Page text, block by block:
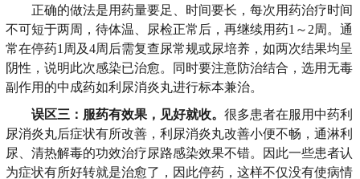
正确的做法是用药量要足、时间要长，每次用药治疗时间
不可短于两周，待体温、尿检正常后，再继续用药1～2周。通
常在停药1周及4周后需复查尿常规或尿培养，如两次结果均呈
阴性，说明此次感染已治愈。同时要注意防治结合，选用无毒
副作用的中成药如利尿消炎丸进行标本兼治。
误区三：服药有效果，见好就收。 很多患者在服用中药利
尿消炎丸后症状有所改善，利尿消炎丸改善小便不畅，通淋利
尿、清热解毒的功效治疗尿路感染效果不错。因此一些患者认
为症状有所好转就是治愈了，因此停药，这样不仅没有使病情